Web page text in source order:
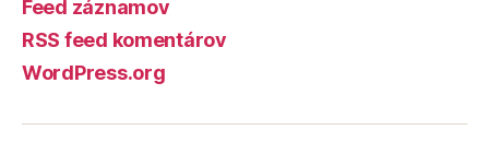
Feed záznamov
RSS feed komentárov
WordPress.org